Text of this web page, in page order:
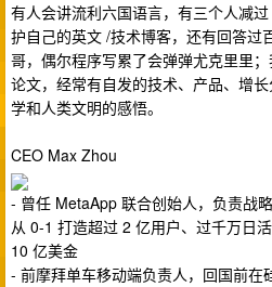
有人会讲流利六国语言，有三个人减
护自己的英文 /技术博客，还有回答过
哥，偶尔程序写累了会弹弹尤克里里
论文，经常有自发的技术、产品、增
学和人类文明的感悟。
CEO Max Zhou
- 曾任 MetaApp 联合创始人，负责战
从 0-1 打造超过 2 亿用户、过千万日
10 亿美金
- 前摩拜单车移动端负责人，回国前